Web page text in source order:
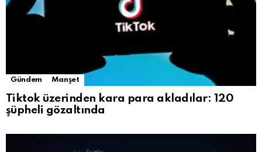
Gündem Manşet
Tiktok üzerinden kara para akladılar: 120
şüpheli gözaltında